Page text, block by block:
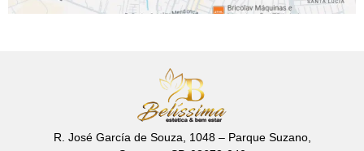
R. José García de Souza, 1048 – Parque Suzano,